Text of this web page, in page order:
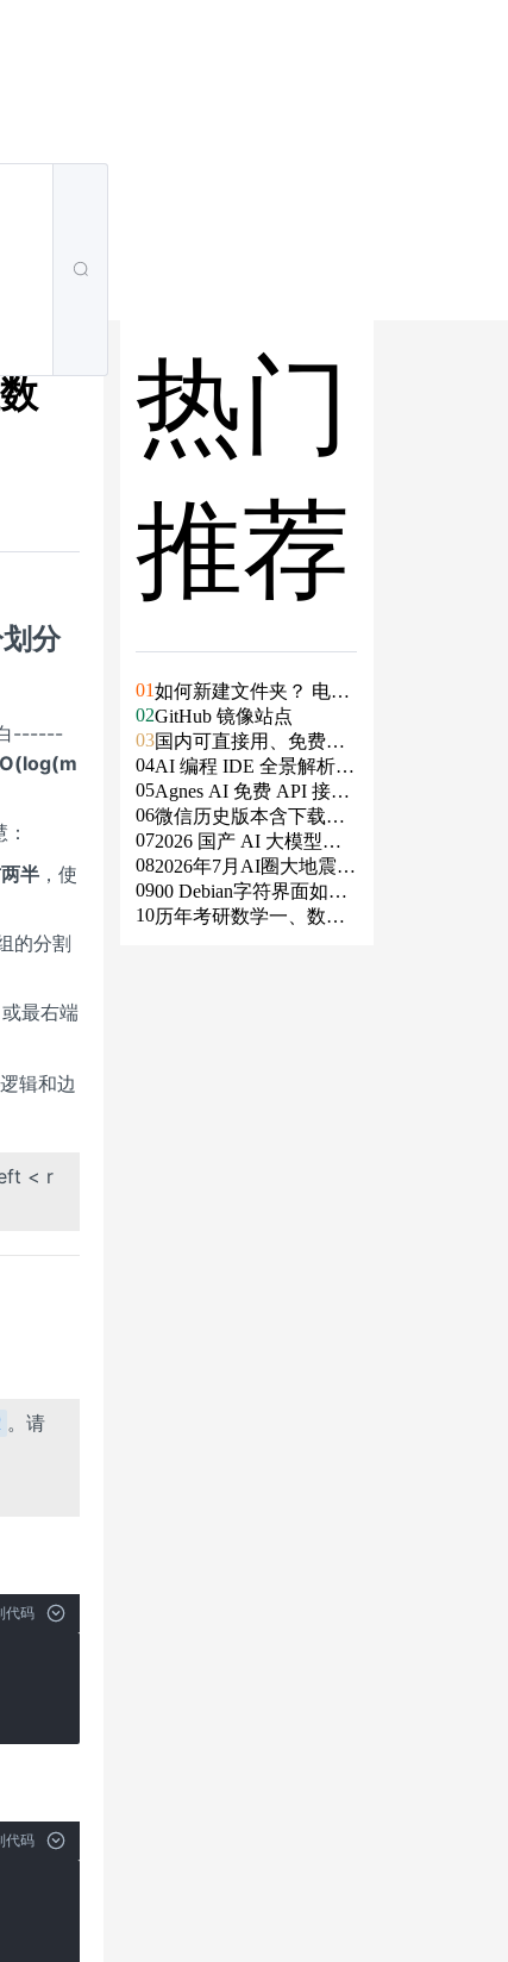
分
------
O(log(m
半 ，使
的分割
最右端
辑和边
< r
。请
代码
代码
热门
推荐
01如何新建文件夹？ 电脑
新建文件夹的4种方法
02GitHub 镜像站点
03国内可直接用、免费额
度/永久免费的大模型AP
I清单（含 SiliconFlow、
火山、阿里、智谱、百
度、Kimi、DeepSeek、
DMXAPI 等）
04AI 编程 IDE 全景解析 2
026：Agent 全面接管开
发链路
05Agnes AI 免费 API 接入
指南：文本、生图、生
视频，一套接口全免费
06微信历史版本含下载地
址（ Windows PC | 安卓
| MAC ）及设置微信不
更新
072026 国产 AI 大模型横
评：DeepSeek、通义千
问、Kimi、文心一言、
星火、豆包谁更能打？
082026年7月AI圈大地震：
GPT-5.6被政府限制、Cl
aude入驻Slack、Anthrop
0900 Debian字符界面如何
支持中文
10历年考研数学一、数学